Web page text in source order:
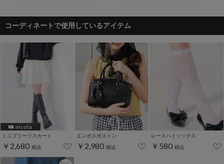
コーディネートで使用しているアイテム
ミニプリーツスカート
￥2,680 税込
エンボスボストン
￥2,980 税込
レースハイソックス
￥580 税込